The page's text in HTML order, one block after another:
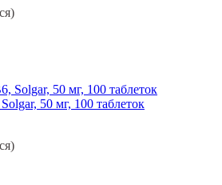
50 мг, 100 таблеток